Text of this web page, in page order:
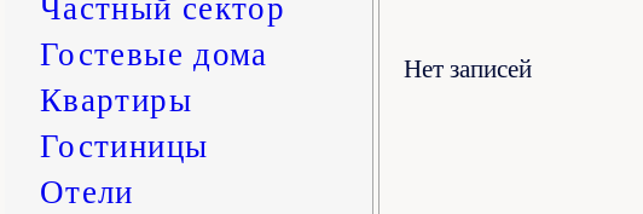
Гостевые дома
Квартиры
Гостиницы
Отели
Нет записей